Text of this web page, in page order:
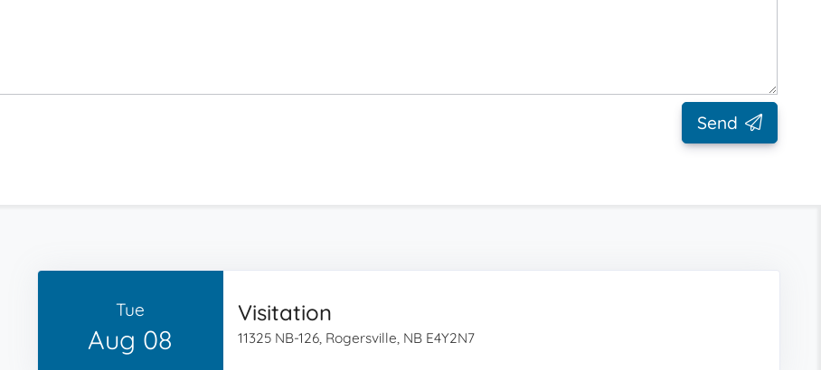
Send
Tue
Aug 08
Visitation
11325 NB-126, Rogersville, NB E4Y2N7